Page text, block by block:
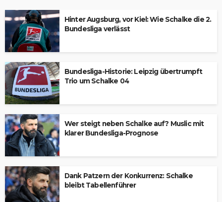
Hinter Augsburg, vor Kiel: Wie Schalke die 2.
Bundesliga verlässt
Bundesliga-Historie: Leipzig übertrumpft
Trio um Schalke 04
Wer steigt neben Schalke auf? Muslic mit
klarer Bundesliga-Prognose
Dank Patzern der Konkurrenz: Schalke
bleibt Tabellenführer